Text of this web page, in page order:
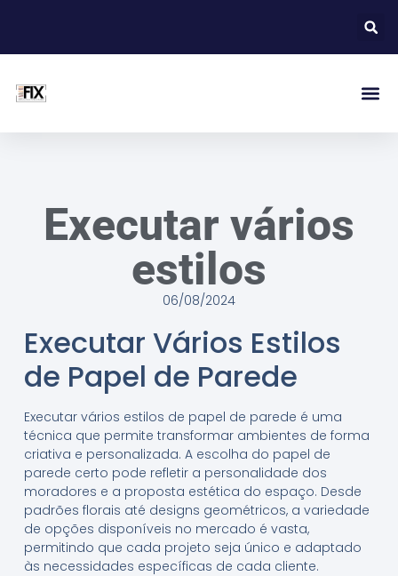
Executar vários
estilos
06/08/2024
Executar Vários Estilos
de Papel de Parede
Executar vários estilos de papel de parede é uma
técnica que permite transformar ambientes de forma
criativa e personalizada. A escolha do papel de
parede certo pode refletir a personalidade dos
moradores e a proposta estética do espaço. Desde
padrões florais até designs geométricos, a variedade
de opções disponíveis no mercado é vasta,
permitindo que cada projeto seja único e adaptado
às necessidades específicas de cada cliente.